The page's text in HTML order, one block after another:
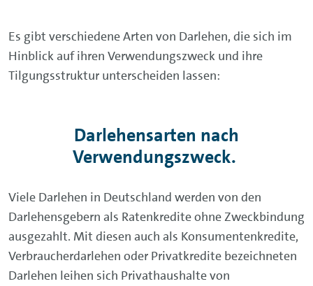
Es gibt verschiedene Arten von Darlehen, die sich im
Hinblick auf ihren Verwendungszweck und ihre
Tilgungsstruktur unterscheiden lassen:
Darlehensarten nach
Verwendungszweck.
Viele Darlehen in Deutschland werden von den
Darlehensgebern als Ratenkredite ohne Zweckbindung
ausgezahlt. Mit diesen auch als Konsumentenkredite,
Verbraucherdarlehen oder Privatkredite bezeichneten
Darlehen leihen sich Privathaushalte von